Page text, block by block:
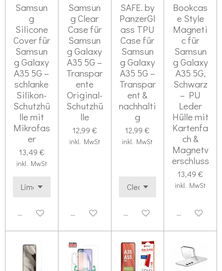
Samsun
g
Silicone
Cover für
Samsun
g Galaxy
A35 5G –
schlanke
Silikon-
Schutzhü
lle mit
Mikrofas
er
13,49 €
inkl. MwSt
Deaktiviert
Samsun
g Clear
Case für
Samsun
g Galaxy
A35 5G –
Transpar
ente
Original-
Schutzhü
lle
12,99 €
inkl. MwSt
Deaktiviert
SAFE. by
PanzerGl
ass TPU
Case für
Samsun
g Galaxy
A35 5G –
Transpar
ent &
nachhalti
g
12,99 €
inkl. MwSt
Deaktiviert
Bookcas
e Style
Magneti
c für
Samsun
g Galaxy
A35 5G,
Schwarz
– PU
Leder
Hülle mit
Kartenfa
ch &
Magnetv
erschluss
13,49 €
inkl. MwSt
Deaktiviert